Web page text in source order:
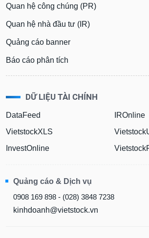
Quan hệ công chúng (PR)
Quan hệ nhà đầu tư (IR)
Quảng cáo banner
Báo cáo phân tích
DỮ LIỆU TÀI CHÍNH
DataFeed
VietstockXLS
InvestOnline
IROnline
Quảng cáo & Dịch vụ
0908 169 898 - (028) 3848 7238
kinhdoanh@vietstock.vn